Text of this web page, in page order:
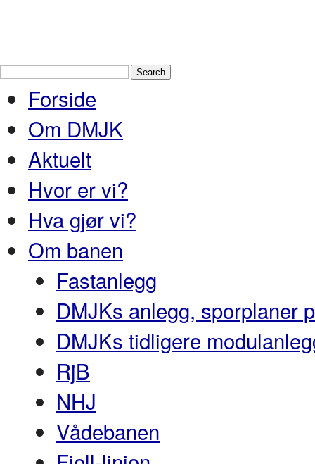
Forside
Om DMJK
Aktuelt
Hvor er vi?
Hva gjør vi?
Om banen
Fastanlegg
DMJKs anlegg, sporplaner
DMJKs tidligere
RjB
NHJ
Vådebanen